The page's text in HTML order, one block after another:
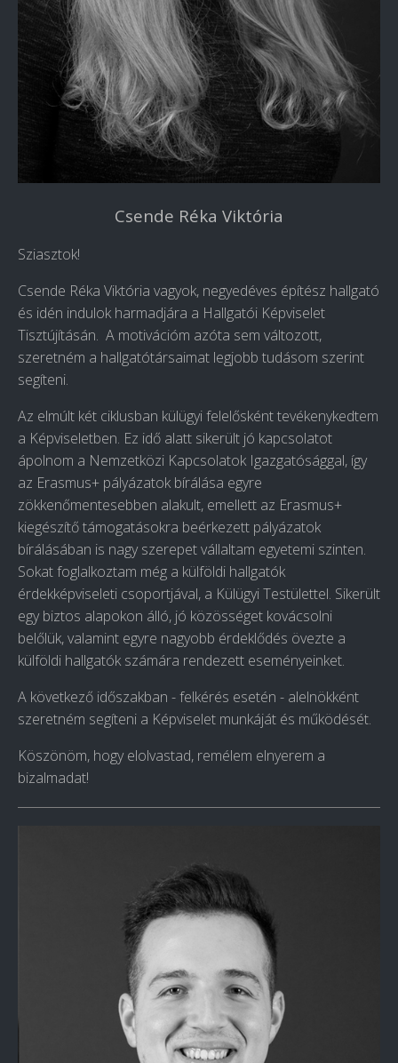
Csende Réka Viktória
Sziasztok!
Csende Réka Viktória vagyok, negyedéves építész hallgató
és idén indulok harmadjára a Hallgatói Képviselet
Tisztújításán. A motivációm azóta sem változott,
szeretném a hallgatótársaimat legjobb tudásom szerint
segíteni.
Az elmúlt két ciklusban külügyi felelősként tevékenykedtem
a Képviseletben. Ez idő alatt sikerült jó kapcsolatot
ápolnom a Nemzetközi Kapcsolatok Igazgatósággal, így
az Erasmus+ pályázatok bírálása egyre
zökkenőmentesebben alakult, emellett az Erasmus+
kiegészítő támogatásokra beérkezett pályázatok
bírálásában is nagy szerepet vállaltam egyetemi szinten.
Sokat foglalkoztam még a külföldi hallgatók
érdekképviseleti csoportjával, a Külügyi Testülettel. Sikerült
egy biztos alapokon álló, jó közösséget kovácsolni
belőlük, valamint egyre nagyobb érdeklődés övezte a
külföldi hallgatók számára rendezett eseményeinket.
A következő időszakban - felkérés esetén - alelnökként
szeretném segíteni a Képviselet munkáját és működését.
Köszönöm, hogy elolvastad, remélem elnyerem a
bizalmadat!